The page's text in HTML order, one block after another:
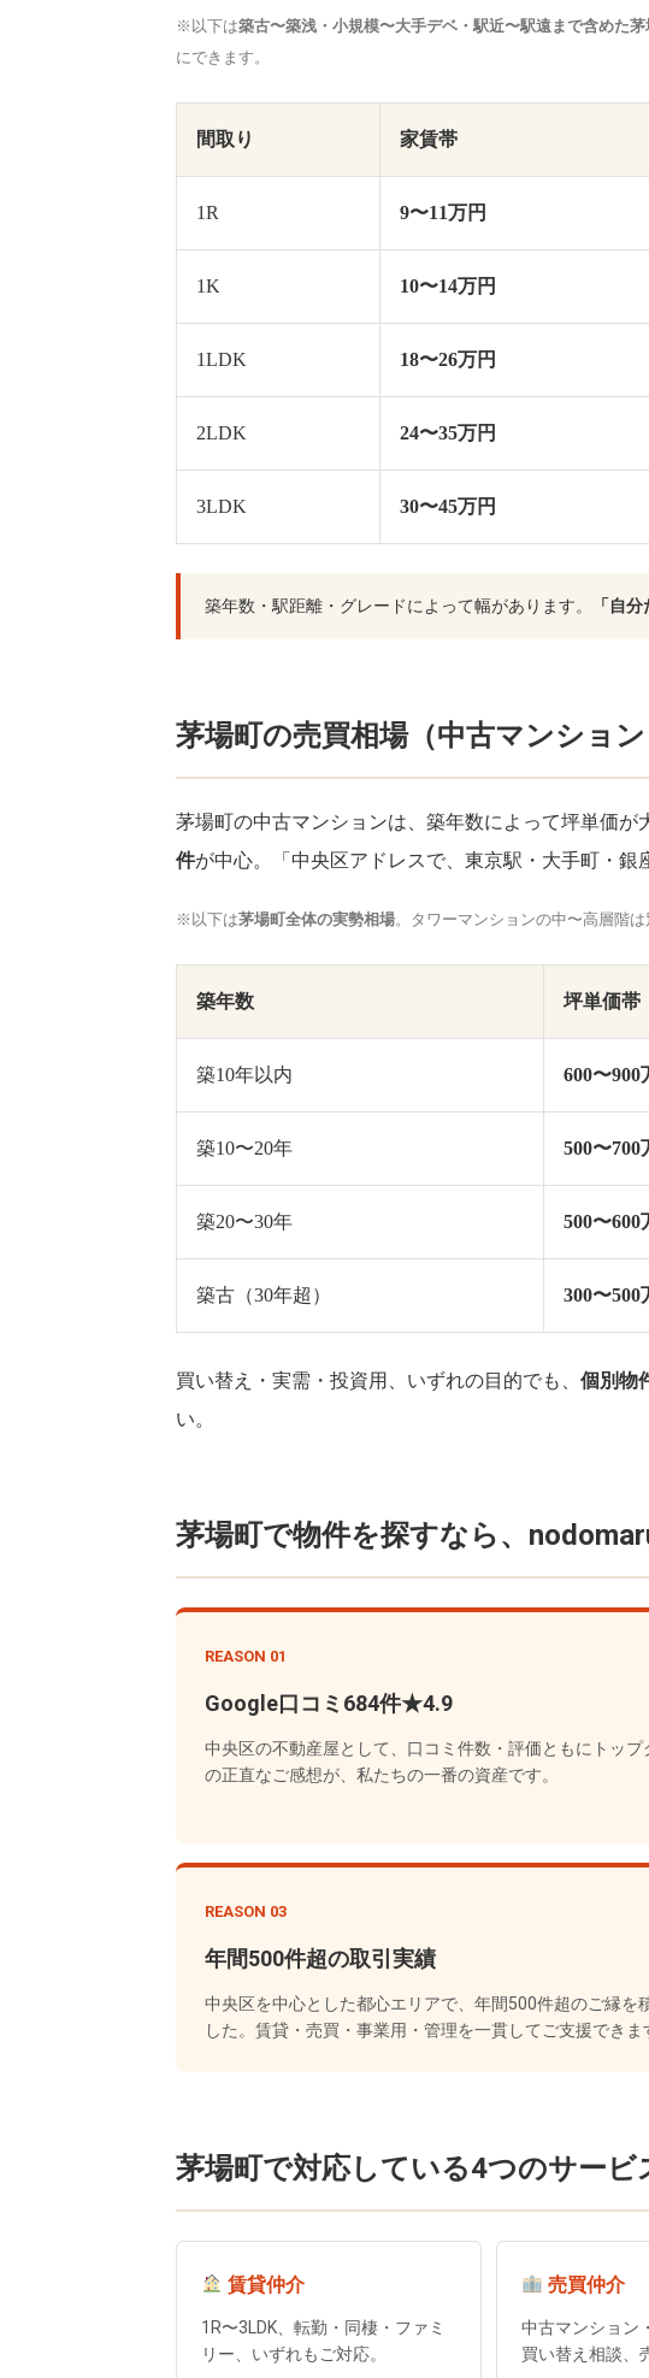
※以下は築古〜築浅・小規模〜大手デベ・駅近〜駅遠まで含めた
にできます。
間取り 家賃帯
1R 9〜11万円
1K 10〜14万円
1LDK 18〜26万円
2LDK 24〜35万円
3LDK 30〜45万円
築年数・駅距離・グレードによって幅があります。 「自
茅場町の売買相場（中古マンション
茅場町の中古マンションは、築年数によって坪単価が
件が中心。「中央区アドレスで、東京駅・大手町・銀
※以下は茅場町全体の実勢相場。タワーマンションの中〜高層階
築年数 坪単価帯
築10年以内 600〜900
築10〜20年 500〜700
築20〜30年 500〜600
築古（30年超） 300〜500
買い替え・実需・投資用、いずれの目的でも、 個別物
い。
茅場町で物件を探すなら、
REASON 01
Google口コミ684件★4.9
中央区の不動産屋として、口コミ件数・評価ともにトップ
の正直なご感想が、私たちの一番の資産です。
REASON 03
年間500件超の取引実績
中央区を中心とした都心エリアで、年間500件超のご縁を
した。賃貸・売買・事業用・管理を一貫してご支援できま
茅場町で対応している4つのサービ
賃貸仲介
1R〜3LDK、転勤・同棲・ファミ
リー、いずれもご対応。
売買仲介
中古マンション
買い替え相談、